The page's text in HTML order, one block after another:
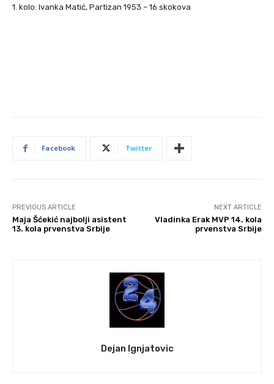
1. kolo: Ivanka Matić, Partizan 1953 – 16 skokova
Facebook Twitter
PREVIOUS ARTICLE
Maja Šćekić najbolji asistent
13. kola prvenstva Srbije
NEXT ARTICLE
Vladinka Erak MVP 14. kola
prvenstva Srbije
Dejan Ignjatovic